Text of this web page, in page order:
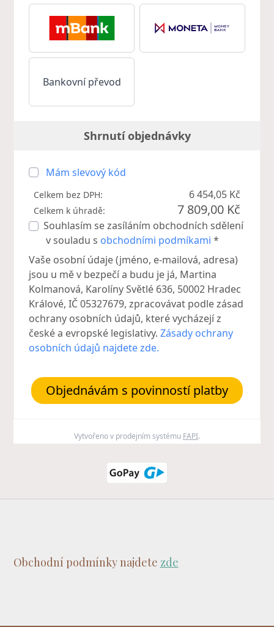
Bankovní převod
Shrnutí objednávky
Mám slevový kód
Celkem bez DPH: 6 454,05 Kč
Celkem k úhradě: 7 809,00 Kč
Souhlasím se zasíláním obchodních sdělení
v souladu s obchodními podmíkami *
Vaše osobní údaje (jméno, e-mailová, adresa)
jsou u mě v bezpečí a budu je já, Martina
Kolmanová, Karolíny Světlé 636, 50002 Hradec
Králové, IČ 05327679, zpracovávat podle zásad
ochrany osobních údajů, které vycházejí z
české a evropské legislativy.Zásady ochrany
osobních údajů najdete zde.
Objednávám s povinností platby
Vytvořeno v prodejním systému FAPI.
Obchodní podmínky najdete zde